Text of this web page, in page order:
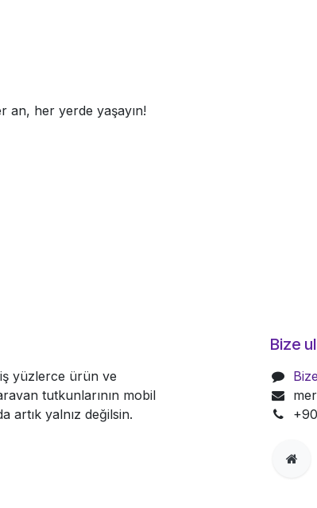
an, her yerde yaşayın!
yüzlerce ürün ve
tutkunlarının mobil
artık yalnız değilsin.
Bize